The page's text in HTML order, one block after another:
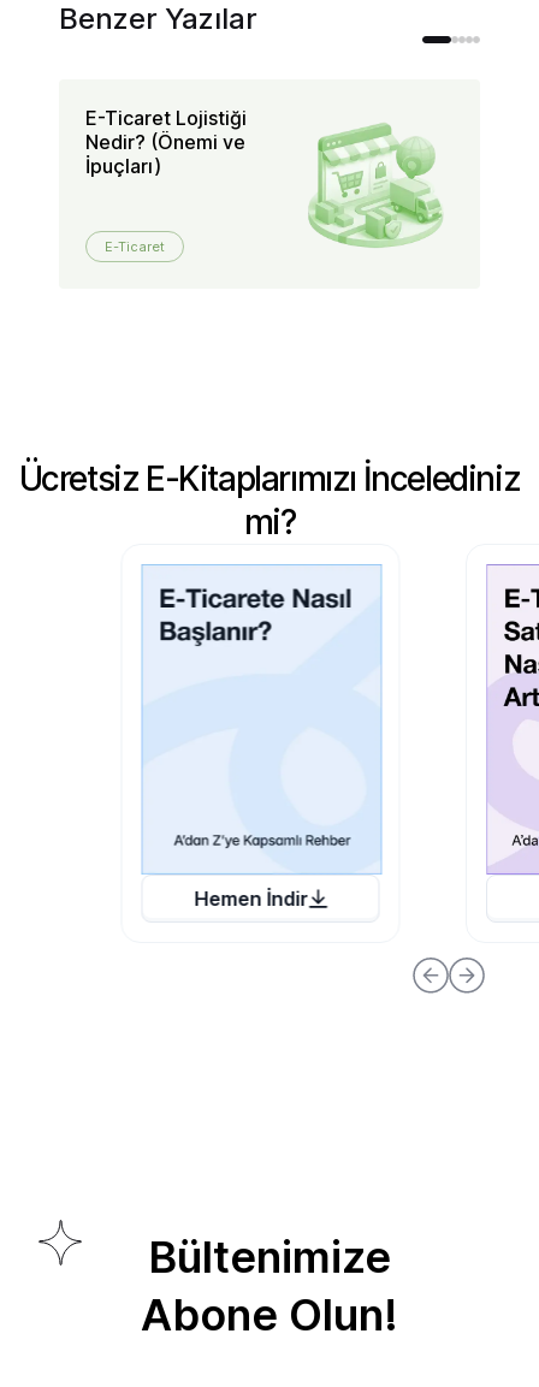
Benzer Yazılar
E-Ticaret Lojistiği
Nedir? (Önemi ve
İpuçları)
E-Ticaret
Ücretsiz E-Kitaplarımızı İncelediniz
mi?
Hemen İndir
Bültenimize
Abone Olun!